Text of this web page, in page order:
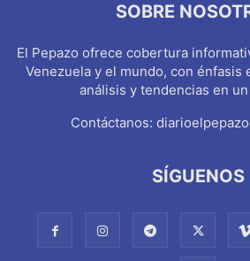
SOBRE
El Pepazo ofrece cobertura
Venezuela y el mundo, con énfasis
análisis y tendencias en
Contáctanos:
SÍGUENOS